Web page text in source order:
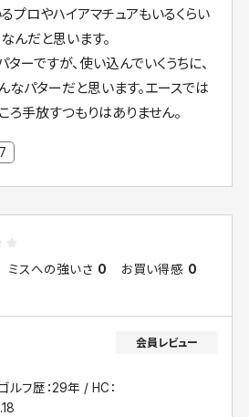
プロやハイアマチュアもいるくらい
んだと思います。
ーですが、使い込んでいくうちに、
なパターだと思います。エースでは
ろ手放すつもりはありません。
7
ミスへの強いさ 0 お買い得感 0
ゴルフ歴：29年
HC：